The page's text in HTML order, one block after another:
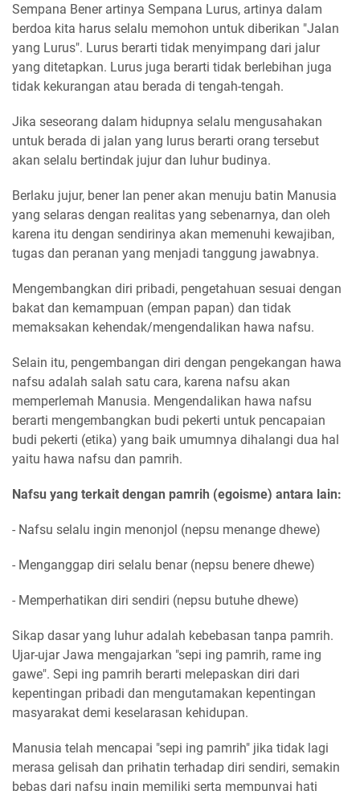
Sempana Bener artinya Sempana Lurus, artinya dalam
berdoa kita harus selalu memohon untuk diberikan "Jalan
yang Lurus". Lurus berarti tidak menyimpang dari jalur
yang ditetapkan. Lurus juga berarti tidak berlebihan juga
tidak kekurangan atau berada di tengah-tengah.
Jika seseorang dalam hidupnya selalu mengusahakan
untuk berada di jalan yang lurus berarti orang tersebut
akan selalu bertindak jujur dan luhur budinya.
Berlaku jujur, bener lan pener akan menuju batin Manusia
yang selaras dengan realitas yang sebenarnya, dan oleh
karena itu dengan sendirinya akan memenuhi kewajiban,
tugas dan peranan yang menjadi tanggung jawabnya.
Mengembangkan diri pribadi, pengetahuan sesuai dengan
bakat dan kemampuan (empan papan) dan tidak
memaksakan kehendak/mengendalikan hawa nafsu.
Selain itu, pengembangan diri dengan pengekangan hawa
nafsu adalah salah satu cara, karena nafsu akan
memperlemah Manusia. Mengendalikan hawa nafsu
berarti mengembangkan budi pekerti untuk pencapaian
budi pekerti (etika) yang baik umumnya dihalangi dua hal
yaitu hawa nafsu dan pamrih.
Nafsu yang terkait dengan pamrih (egoisme) antara lain:
- Nafsu selalu ingin menonjol (nepsu menange dhewe)
- Menganggap diri selalu benar (nepsu benere dhewe)
- Memperhatikan diri sendiri (nepsu butuhe dhewe)
Sikap dasar yang luhur adalah kebebasan tanpa pamrih.
Ujar-ujar Jawa mengajarkan "sepi ing pamrih, rame ing
gawe". Sepi ing pamrih berarti melepaskan diri dari
kepentingan pribadi dan mengutamakan kepentingan
masyarakat demi keselarasan kehidupan.
Manusia telah mencapai "sepi ing pamrih" jika tidak lagi
merasa gelisah dan prihatin terhadap diri sendiri, semakin
bebas dari nafsu ingin memiliki serta mempunyai hati